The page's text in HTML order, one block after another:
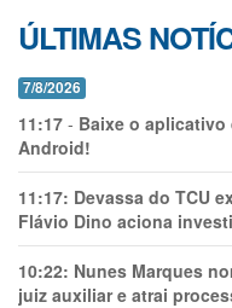
ÚLTIMAS
7/8/2026
11:17 - Baixe o aplicativo
Android!
11:17: Devassa do TCU
Flávio Dino aciona
10:22: Nunes Marques
juiz auxiliar e atrai